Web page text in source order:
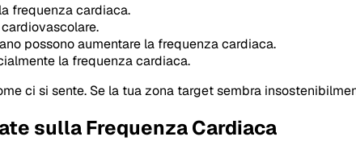
frequenza cardiaca.
possono aumentare la frequenza cardiaca.
la frequenza cardiaca.
ci si sente. Se la tua zona target sembra
sulla Frequenza Cardiaca